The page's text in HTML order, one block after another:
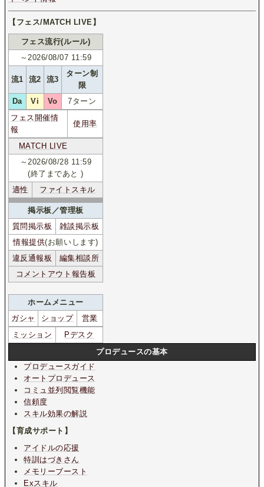
【フェス/MATCH LIVE】
フェス流行(ルール)
～2026/08/07 11:59
流1 流2 流3
ターン制
限
Da
Vi Vo
7ターン
フェス開催情
報
使用率
MATCH LIVE
適性 ファイトスキル
～2026/08/28 11:59
(終了まであと)
違反通報板
編集相談所
コメントアウト報告板
掲示板／管理板
質問掲示板
雑談掲示板
情報提供(お願いします)
ホームメニュー
ガシャ
ショップ
営業
ミッション
Pデスク
プロデュースの基本
プロデュースガイド
オートプロデュース
コミュ並列閲覧機能
信頼度
スキル効果の解説
【育成サポート】
アイドルの応援
特訓はづきさん
メモリーブースト
Exスキル